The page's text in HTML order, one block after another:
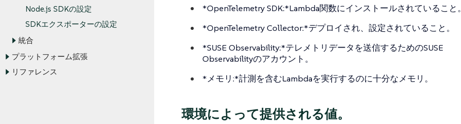
Node.js SDKの設定
SDKエクスポーターの設定
統合
プラットフォーム拡張
リファレンス
*OpenTelemetry SDK:*Lambda関数にインストールされていること。
*OpenTelemetry Collector:*デプロイされ、設定されていること。
*SUSE Observability:*テレメトリデータを送信するためのSUSE
Observabilityのアカウント。
*メモリ:*計測を含むLambdaを実行するのに十分なメモリ。
環境によって提供される値。